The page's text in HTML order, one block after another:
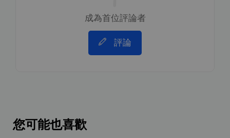
成為首位評論者
評論
您可能也喜歡